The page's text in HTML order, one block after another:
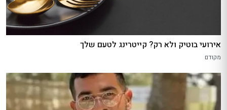
אירועי בוטיק ולא רק? קייטרינג לטעם שלך
מקודם